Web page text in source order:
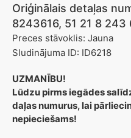
Oriģinālais detaļas
8243616, 51 21 8 243
Preces stāvoklis: Jauna
Sludinājuma ID: ID6218
UZMANĪBU!
Lūdzu pirms iegādes
daļas numurus, lai
nepieciešams!